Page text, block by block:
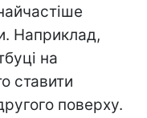
Наприклад,
на
ставити
поверху.